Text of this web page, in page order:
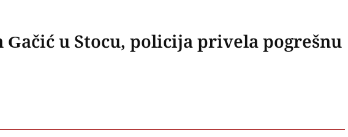
u Stocu, policija privela pogrešnu